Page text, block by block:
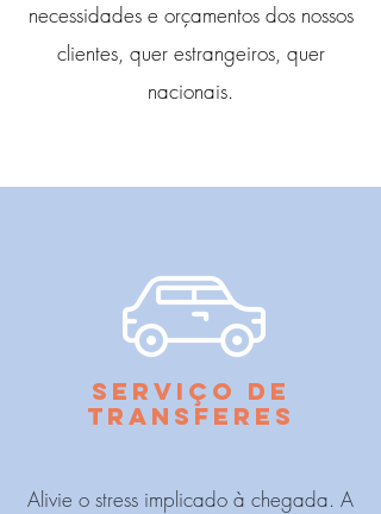
necessidades e orçamentos dos nossos
clientes, quer estrangeiros, quer
nacionais.
SERVIÇO DE
TRANSFERES
Alivie o stress implicado à chegada. A